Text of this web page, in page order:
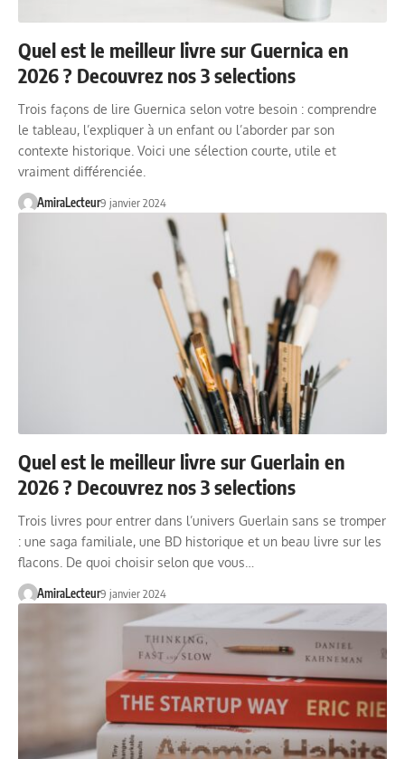
Quel est le meilleur livre sur Guernica en
2026 ? Decouvrez nos 3 selections
Trois façons de lire Guernica selon votre besoin : comprendre
le tableau, l’expliquer à un enfant ou l’aborder par son
contexte historique. Voici une sélection courte, utile et
vraiment différenciée.
AmiraLecteur9 janvier 2024
Quel est le meilleur livre sur Guerlain en
2026 ? Decouvrez nos 3 selections
Trois livres pour entrer dans l’univers Guerlain sans se tromper
: une saga familiale, une BD historique et un beau livre sur les
flacons. De quoi choisir selon que vous…
AmiraLecteur9 janvier 2024